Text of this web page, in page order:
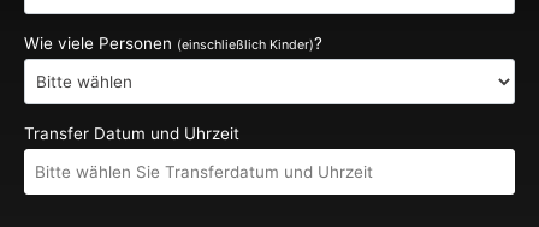
Wie viele Personen (einschließlich Kinder)?
Transfer Datum und Uhrzeit